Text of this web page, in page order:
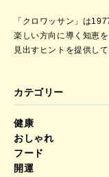
「クロワッサン」は
楽しい方向に導く知恵
見出すヒントを提供して
カテゴリー
健康
おしゃれ
フード
開運